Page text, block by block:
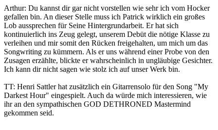
Arthur: Du kannst dir gar nicht vorstellen wie sehr ich vom Hocker
gefallen bin. An dieser Stelle muss ich Patrick wirklich ein großes
Lob aussprechen für Seine Hintergrundarbeit. Er hat sich
kontinuierlich ins Zeug gelegt, unserem Debüt die nötige Klasse zu
verleihen und mir somit den Rücken freigehalten, um mich um das
Songwriting zu kümmern. Als er uns während einer Probe von den
Zusagen erzählte, blickte er wahrscheinlich in ungläubige Gesichter.
Ich kann dir nicht sagen wie stolz ich auf unser Werk bin.
TT: Henri Sattler hat zusätzlich ein Gitarrensolo für den Song "My
Darkest Hour" eingespielt. Auch da würde mich interessieren, wie
ihr an den sympathischen GOD DETHRONED Mastermind
gekommen seid.